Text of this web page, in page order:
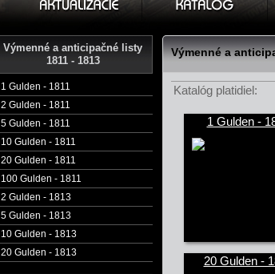
Výmenné a anticipačné listy
1811 - 1813
1 Gulden - 1811
2 Gulden - 1811
5 Gulden - 1811
10 Gulden - 1811
20 Gulden - 1811
100 Gulden - 1811
2 Gulden - 1813
5 Gulden - 1813
10 Gulden - 1813
20 Gulden - 1813
Výmenné a
Katalóg platidiel:
1 Gulden -
20 Gulden -